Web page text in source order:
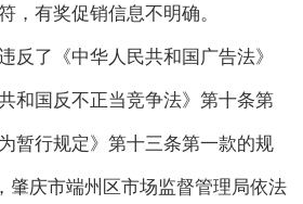
，有奖促销信息不明确。
了《中华人民共和国广告法》
和国反不正当竞争法》第十条第
暂行规定》第十三条第一款的规
肇庆市端州区市场监督管理局依法